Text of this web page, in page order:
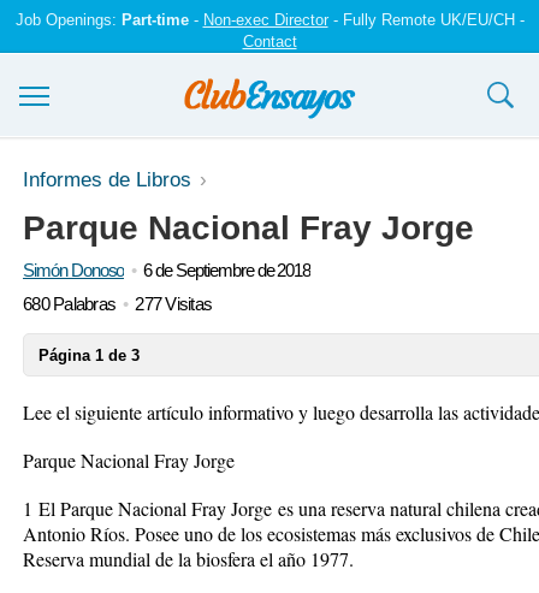
Job Openings: Part-time- Non-exec Director- Fully Remote UK/EU/CH -
Contact
Ensayos y trabajos
Registrarse
Iniciar sesión
Informes de Libros
Parque Nacional Fray Jorge
Simón Donoso
6 de Septiembre de 2018
680 Palabras
277 Visitas
Página 1 de 3
Lee el siguiente artículo informativo y luego desarrolla las
Parque Nacional Fray Jorge
1 El Parque Nacional Fray Jorge es una reserva natural chilena
Antonio Ríos. Posee uno de los ecosistemas más exclusivos de
Reserva mundial de la biosfera el año 1977.